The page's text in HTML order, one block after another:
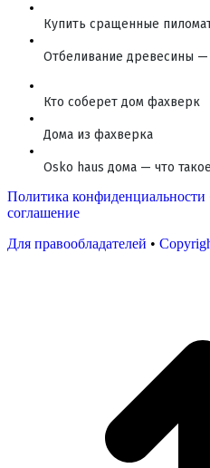
Купить сращенные
Отбеливание древесины —
Кто соберет дом фахверк
Дома из фахверка
Osko haus дома — что
Политика конфиденциальности
соглашение
Для правообладателей •